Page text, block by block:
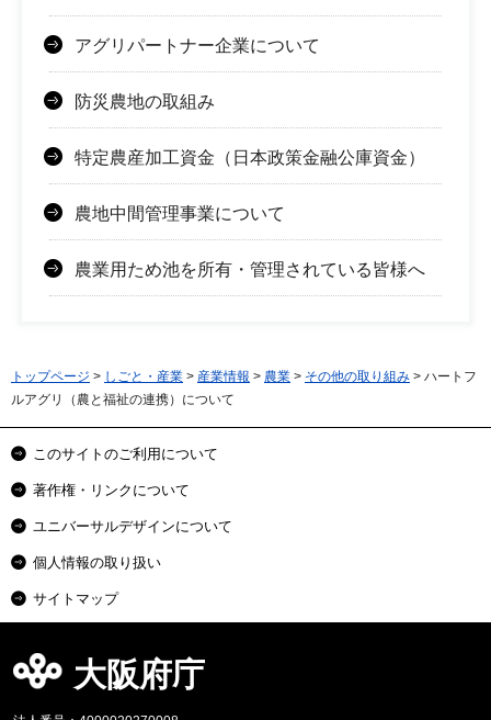
アグリパートナー企業について
防災農地の取組み
特定農産加工資金（日本政策金融公庫資金）
農地中間管理事業について
農業用ため池を所有・管理されている皆様へ
トップページ > しごと・産業 > 産業情報 > 農業 > その他の取り組み > ハートフ
ルアグリ（農と福祉の連携）について
このサイトのご利用について
著作権・リンクについて
ユニバーサルデザインについて
個人情報の取り扱い
サイトマップ
大阪府庁